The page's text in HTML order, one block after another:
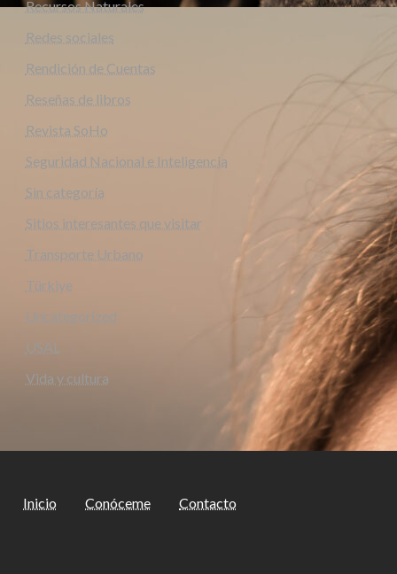
Recursos Naturales
Redes sociales
Rendición de Cuentas
Reseñas de libros
Revista SoHo
Seguridad Nacional e Inteligencia
Sin categoría
Sitios interesantes que visitar
Transporte Urbano
Türkiye
Uncategorized
USAL
Vida y cultura
Inicio Conóceme Contacto